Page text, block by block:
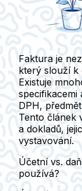
Faktura je
který slouží k
Existuje
specifikacemi
DPH,
Tento článek
a dokladů,
vystavování.
Účetní vs.
používá?